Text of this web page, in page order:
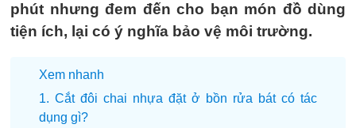
phút nhưng đem đến cho bạn món đồ dùng
tiện ích, lại có ý nghĩa bảo vệ môi trường.
Xem nhanh
1. Cắt đôi chai nhựa đặt ở bồn rửa bát có tác
dụng gì?